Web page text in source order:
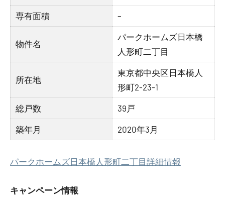
専有面積 –
物件名
パークホームズ日本橋
人形町二丁目
所在地
東京都中央区日本橋人
形町2-23-1
総戸数 39戸
築年月 2020年3月
パークホームズ日本橋人形町二丁目詳細情報
キャンペーン情報